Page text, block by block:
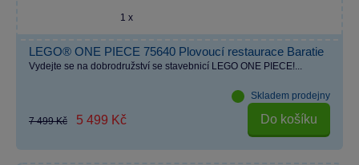
1 x
LEGO® ONE PIECE 75640 Plovoucí restaurace Baratie
Vydejte se na dobrodružství se stavebnicí LEGO ONE PIECE!...
Skladem prodejny
7 499 Kč 5 499 Kč Do košíku